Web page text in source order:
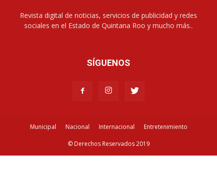
Revista digital de noticias, servicios de publicidad y redes
sociales en el Estado de Quintana Roo y mucho más..
SÍGUENOS
Municipal Nacional Internacional Entretenimiento
© Derechos Reservados 2019